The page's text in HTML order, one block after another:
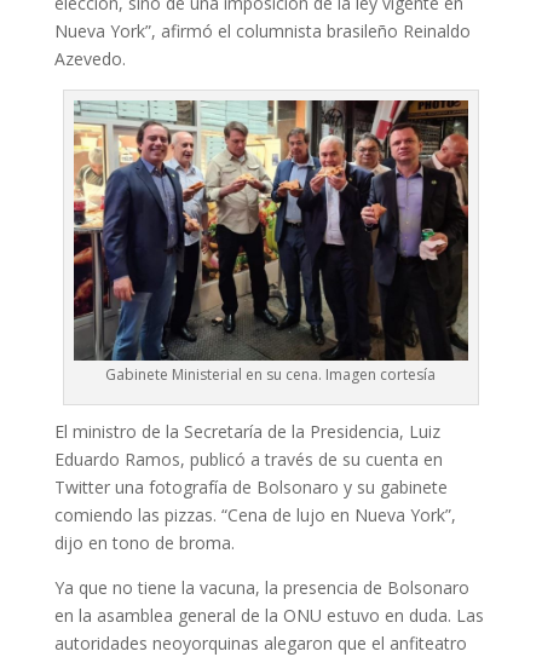
Nueva York”, afirmó el columnista brasileño Reinaldo
Azevedo.
Gabinete Ministerial en su cena. Imagen cortesía
El ministro de la Secretaría de la Presidencia, Luiz
Eduardo Ramos, publicó a través de su cuenta en
Twitter una fotografía de Bolsonaro y su gabinete
comiendo las pizzas. “Cena de lujo en Nueva York”,
dijo en tono de broma.
Ya que no tiene la vacuna, la presencia de Bolsonaro
en la asamblea general de la ONU estuvo en duda. Las
autoridades neoyorquinas alegaron que el anfiteatro